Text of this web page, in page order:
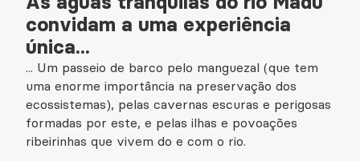
convidam a uma experiência
única...
... Um passeio de barco pelo manguezal (que tem
uma enorme importância na preservação dos
ecossistemas), pelas cavernas escuras e perigosas
formadas por este, e pelas ilhas e povoações
ribeirinhas que vivem do e com o rio.